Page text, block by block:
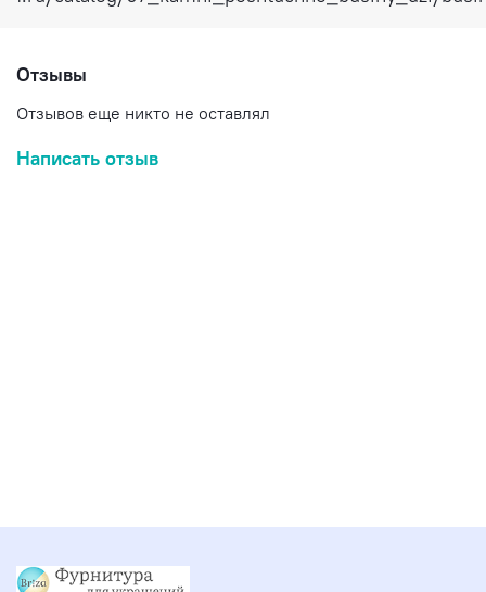
Отзывы
Отзывов еще никто не оставлял
Написать отзыв